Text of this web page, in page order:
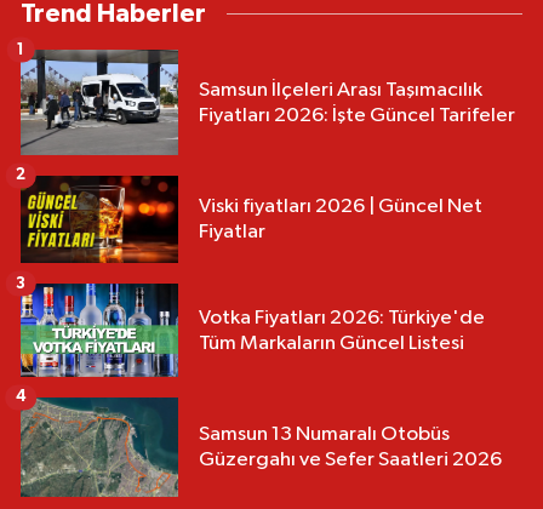
Trend Haberler
Samsun İlçeleri Arası Taşımacılık
Fiyatları 2026: İşte Güncel Tarifeler
1
Viski fiyatları 2026 | Güncel Net
Fiyatlar
2
Votka Fiyatları 2026: Türkiye'de
Tüm Markaların Güncel Listesi
3
Samsun 13 Numaralı Otobüs
Güzergahı ve Sefer Saatleri 2026
4